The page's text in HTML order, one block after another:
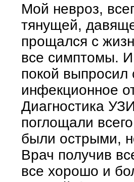
Мой невроз,
тянущей,
прощался с
все симптомы.
покой выпросил
инфекционное
Диагностика
поглощали
были острыми,
Врач получив
все хорошо и